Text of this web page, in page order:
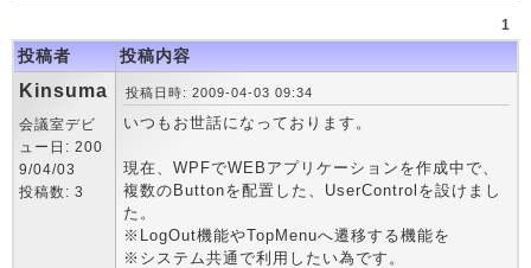
1
投稿者 投稿内容
Kinsuma
会議室デビ
ュー日: 200
9/04/03
投稿数: 3
投稿日時: 2009-04-03 09:34
いつもお世話になっております。
現在、WPFでWEBアプリケーションを作成中で、
複数のButtonを配置した、UserControlを設けまし
た。
※LogOut機能やTopMenuへ遷移する機能を
※システム共通で利用したい為です。